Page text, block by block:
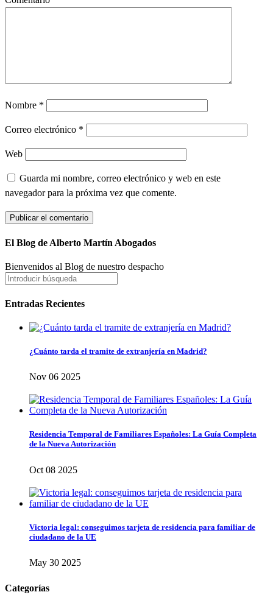
Nombre *
Correo electrónico *
Web
Guarda mi nombre, correo electrónico y web en este
navegador para la próxima vez que comente.
El Blog de Alberto Martín Abogados
Bienvenidos al Blog de nuestro despacho
Entradas Recientes
¿Cuánto tarda el tramite de extranjería en Madrid?
Nov 06 2025
Residencia Temporal de Familiares Españoles: La Guía Completa
de la Nueva Autorización
Oct 08 2025
Victoria legal: conseguimos tarjeta de residencia para familiar de
ciudadano de la UE
May 30 2025
Categorías